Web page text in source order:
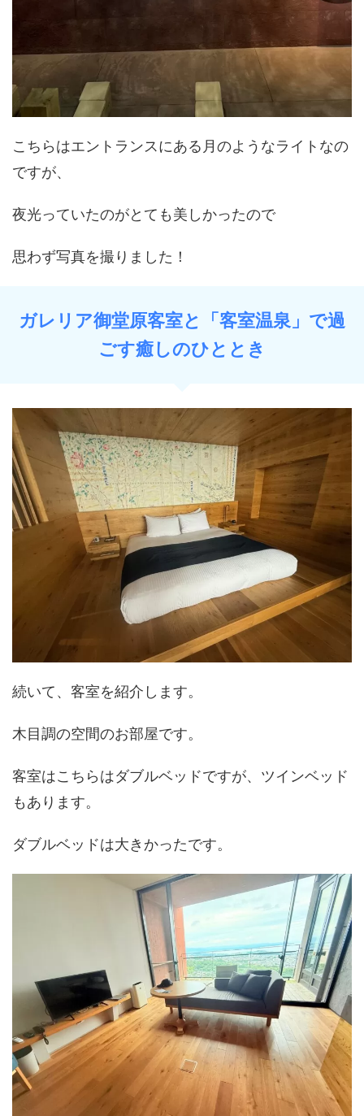
こちらはエントランスにある月のようなライトなの
ですが、
夜光っていたのがとても美しかったので
思わず写真を撮りました！
ガレリア御堂原客室と「客室温泉」で過
ごす癒しのひととき
続いて、客室を紹介します。
木目調の空間のお部屋です。
客室はこちらはダブルベッドですが、ツインベッド
もあります。
ダブルベッドは大きかったです。